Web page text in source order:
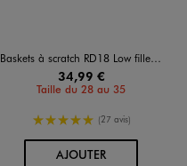
Baskets à scratch RD18 Low fille - Champion
34,99 €
Taille du 28 au 35
5/5 de moyenne
(27 avis)
AJOUTERAU PANIER